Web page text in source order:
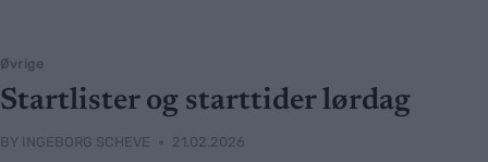
Øvrige
Startlister og starttider lørdag
BY INGEBORG SCHEVE 21.02.2026